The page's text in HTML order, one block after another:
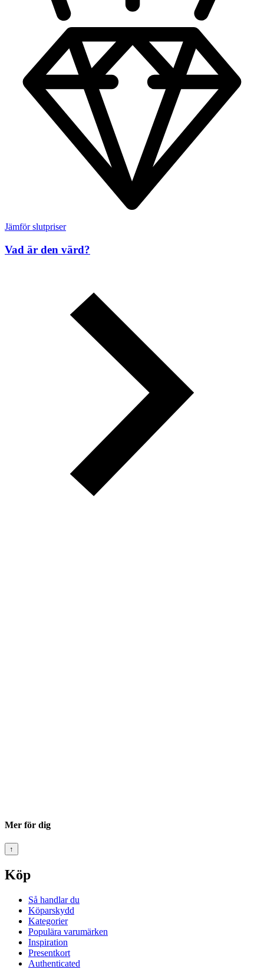
Jämför slutpriser
Vad är den värd?
Mer för dig
↑
Köp
Så handlar du
Köparskydd
Kategorier
Populära varumärken
Inspiration
Presentkort
Authenticated